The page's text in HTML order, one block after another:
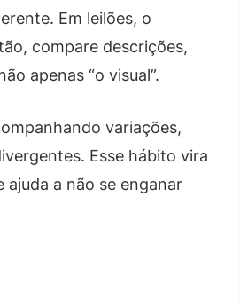
Em leilões, o
compare descrições,
apenas “o visual”.
variações,
Esse hábito vira
ajuda a não se enganar